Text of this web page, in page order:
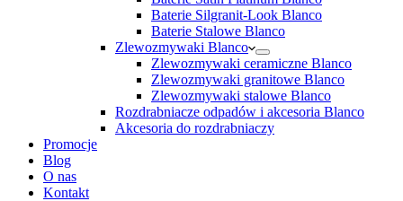
Baterie Silgranit-Look Blanco
Baterie Stalowe Blanco
Zlewozmywaki Blanco
Zlewozmywaki ceramiczne Blanco
Zlewozmywaki granitowe Blanco
Zlewozmywaki stalowe Blanco
Rozdrabniacze odpadów i akcesoria Blanco
Akcesoria do rozdrabniaczy
Promocje
Blog
O nas
Kontakt